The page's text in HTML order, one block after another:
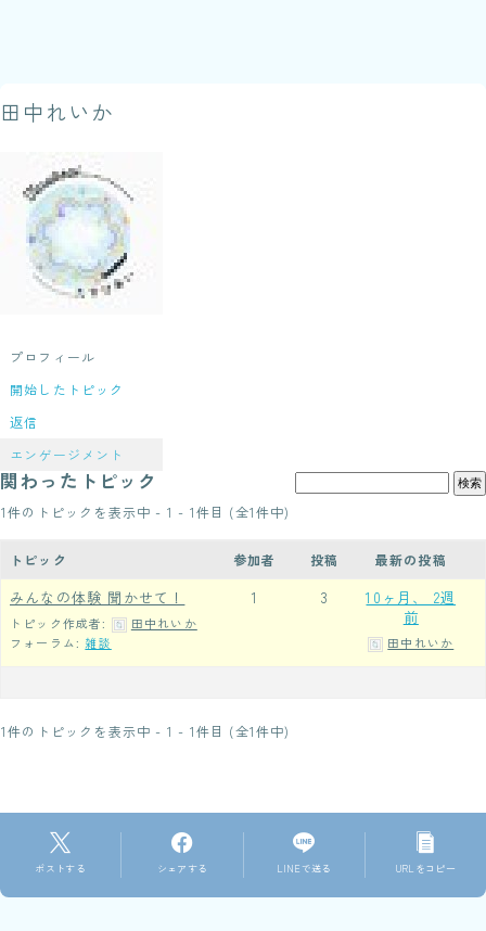
田中れいか
プロフィール
開始したトピック
返信
エンゲージメント
関わったトピック
1件のトピックを表示中 - 1 - 1件目 (全1件中)
トピック 参加者 投稿 最新の投稿
みんなの体験 聞かせて！
トピック作成者:
田中れいか
フォーラム: 雑談
1 3
10ヶ月、 2週
前
田中れいか
1件のトピックを表示中 - 1 - 1件目 (全1件中)
ポストする シェアする LINEで送る URLをコピー